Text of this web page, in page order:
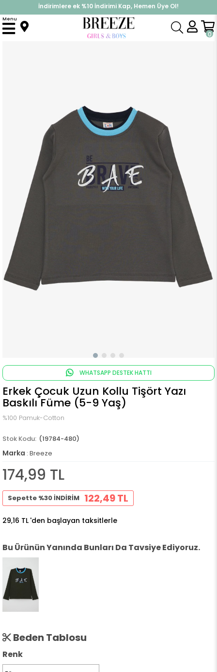
%30 Sepette Yaz İndirimi, Hemen Al!
İndirimlere ek %10 İndirimi Kap, Hemen Üye Ol!
0
Menu
Anasayfa Üst Giyim Uzun Kollu Tişört Erkek Çocuk Uzun Kollu Tişört Yazı Baskılı Füme (5-9 Yaş)
WHATSAPP DESTEK HATTI
Erkek Çocuk Uzun Kollu Tişört Yazı
Baskılı Füme (5-9 Yaş)
%100 Pamuk-Cotton
(19784-480)
Marka : Breeze
174,99 TL
Sepette %30 İNDİRİM 122,49 TL
29,16 TL 'den başlayan taksitlerle
Bu Ürünün Yanında Bunları Da Tavsiye Ediyoruz.
Beden Tablosu
Renk